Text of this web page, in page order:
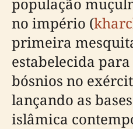
no império (
primeira
estabelecida
bósnios no
lançando as
islâmica